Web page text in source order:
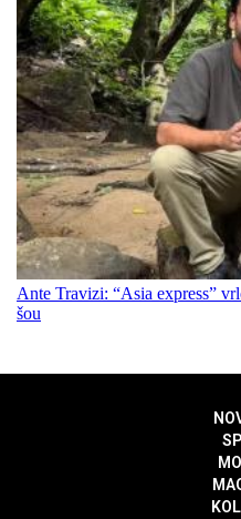
Ante Travizi: “Asia express”
šou